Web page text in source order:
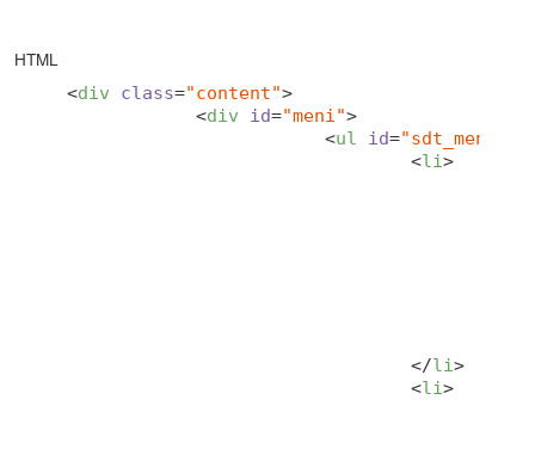
HTML
<div class="content">
<div id="meni">
<ul id="sdt_menu"
<li>
</li>
<li>